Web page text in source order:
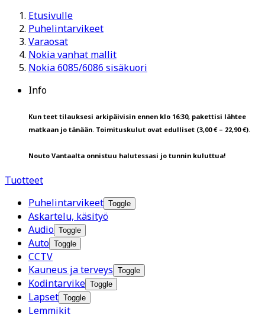
Etusivulle
Puhelintarvikeet
Varaosat
Nokia vanhat mallit
Nokia 6085/6086 sisäkuori
Info
Kun teet tilauksesi arkipäivisin ennen klo 16:30, pakettisi lähtee
matkaan jo tänään. Toimituskulut ovat edulliset (3,00 € – 22,90 €).
Nouto Vantaalta onnistuu halutessasi jo tunnin kuluttua!
Tuotteet
Puhelintarvikeet Toggle
Askartelu, käsityö
Audio Toggle
Auto Toggle
CCTV
Kauneus ja terveys Toggle
Kodintarvike Toggle
Lapset Toggle
Lemmikit